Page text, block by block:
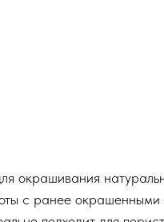
окрашивания
с ранее окрашенными